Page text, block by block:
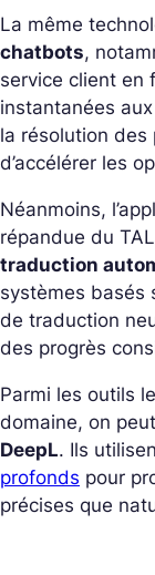
La même
chatbots,
service client en
instantanées
la résolution
d’accélérer les
Néanmoins,
répandue du
traduction
systèmes basés
de traduction
des progrès
Parmi les outils
domaine, on
DeepL. Ils
profonds pour
précises que